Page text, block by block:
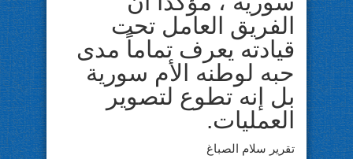
الفريق العامل تحت
قيادته يعرف تماماً مدى
حبه لوطنه الأم سورية
بل إنه تطوع لتصوير
العمليات.
تقرير سلام الصباغ